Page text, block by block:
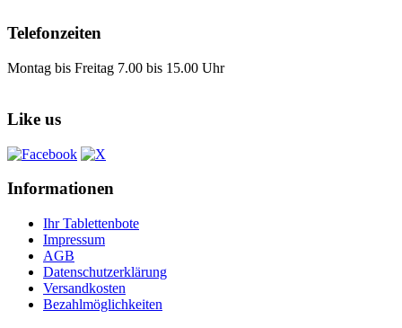
Telefonzeiten
Montag bis Freitag 7.00 bis 15.00 Uhr
Like us
Informationen
Ihr Tablettenbote
Impressum
AGB
Datenschutzerklärung
Versandkosten
Bezahlmöglichkeiten